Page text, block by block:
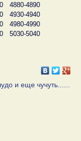
4880-4890
4930-4940
4980-4990
5030-5040
и еще чучуть......